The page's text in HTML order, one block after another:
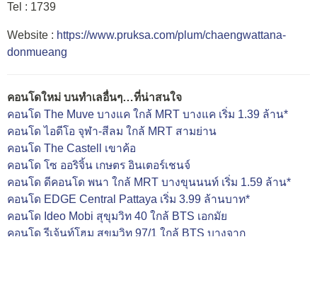
Tel : 1739
Website : https://www.pruksa.com/plum/chaengwattana-
donmueang
คอนโดใหม่ บนทำเลอื่นๆ…ที่น่าสนใจ
คอนโด The Muve บางแค ใกล้ MRT บางแค เริ่ม 1.39 ล้าน*
คอนโด ไอดีโอ จุฬา-สีลม ใกล้ MRT สามย่าน
คอนโด The Castell เขาค้อ
คอนโด โซ ออริจิ้น เกษตร อินเตอร์เชนจ์
คอนโด ดีคอนโด พนา ใกล้ MRT บางขุนนนท์ เริ่ม 1.59 ล้าน*
คอนโด EDGE Central Pattaya เริ่ม 3.99 ล้านบาท*
คอนโด Ideo Mobi สุขุมวิท 40 ใกล้ BTS เอกมัย
คอนโด รีเจ้นท์โฮม สุขุมวิท 97/1 ใกล้ BTS บางจาก